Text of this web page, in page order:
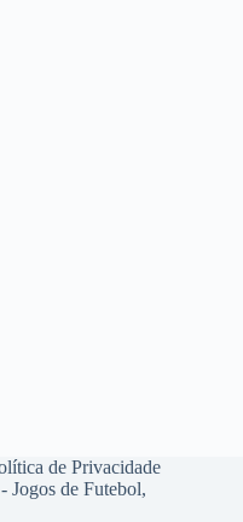
de Privacidade
de Futebol,